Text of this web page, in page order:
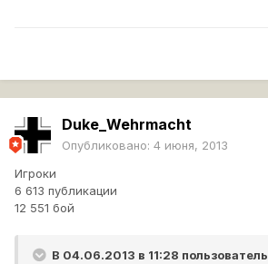
Duke_Wehrmacht
Опубликовано: 4 июня, 2013
Игроки
6 613 публикации
12 551 бой
В 04.06.2013 в 11:28 пользователь